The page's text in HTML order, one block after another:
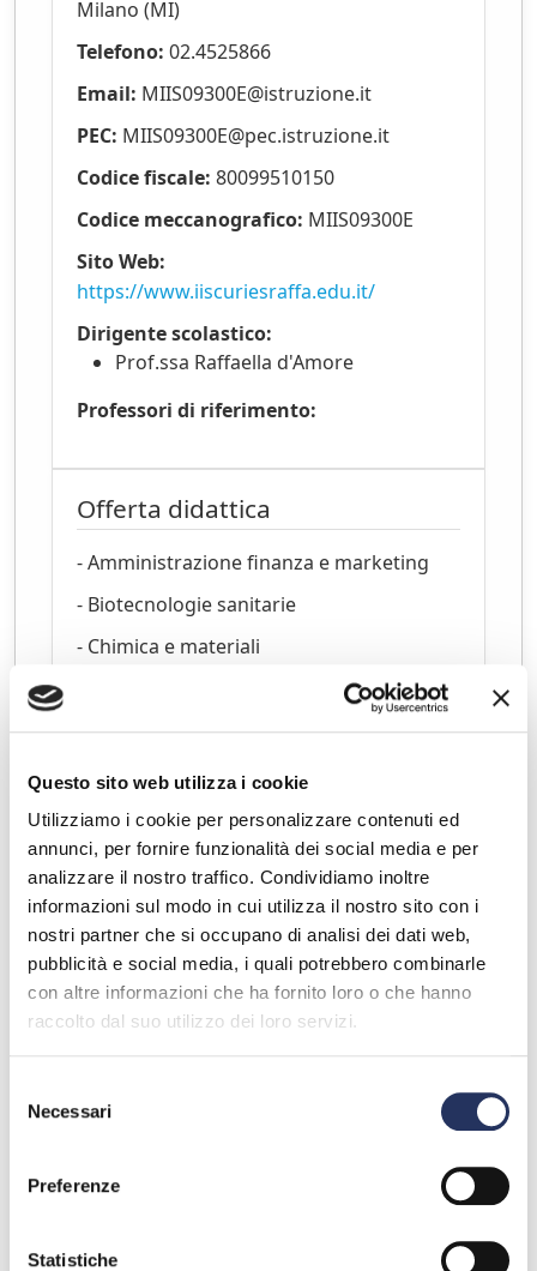
Questo sito web utilizza i cookie
Utilizziamo i cookie per personalizzare contenuti ed
annunci, per fornire funzionalità dei social media e per
analizzare il nostro traffico. Condividiamo inoltre
informazioni sul modo in cui utilizza il nostro sito con i
nostri partner che si occupano di analisi dei dati web,
pubblicità e social media, i quali potrebbero combinarle
con altre informazioni che ha fornito loro o che hanno
raccolto dal suo utilizzo dei loro servizi.
delNecessari
Preferenze
Statistiche
Milano (MI)
Telefono: 02.4525866
Email: MIIS09300E@istruzione.it
PEC: MIIS09300E@pec.istruzione.it
Codice fiscale: 80099510150
Codice meccanografico: MIIS09300E
Sito Web:
https://www.iiscuriesraffa.edu.it/
Dirigente scolastico:
Prof.ssa Raffaella d'Amore
Professori di riferimento:
Offerta didattica
- Amministrazione finanza e marketing
- Biotecnologie sanitarie
- Chimica e materiali
- Liceo scientifico opzione scienze
- Cambridge International School
Numeri della scuola
Legenda Icone
Come si entra in azienda?
I progetti per l'Università